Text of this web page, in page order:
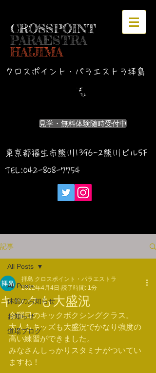
CROSSPOINT
PARAESTRA
HAIJIMA
クロスポイント・パラエストラ拝島
見学・無料体験随時受付中
東京都福生市熊川1396-2熊川ビル5F
TEL:042-808-7754
記事
All Posts
休館のお知らせ
お知らせ
道場ブログ
All Posts
キックも大盛況
拝島 クロスポイント・パラエストラ
2022年4月4日 読了時間: 1分
金曜日のキックボクシングクラス。
大人もキッズも大盛況でかなり強度の
高い練習ができました。
みなさんしっかりスタミナがついてい
ますね！